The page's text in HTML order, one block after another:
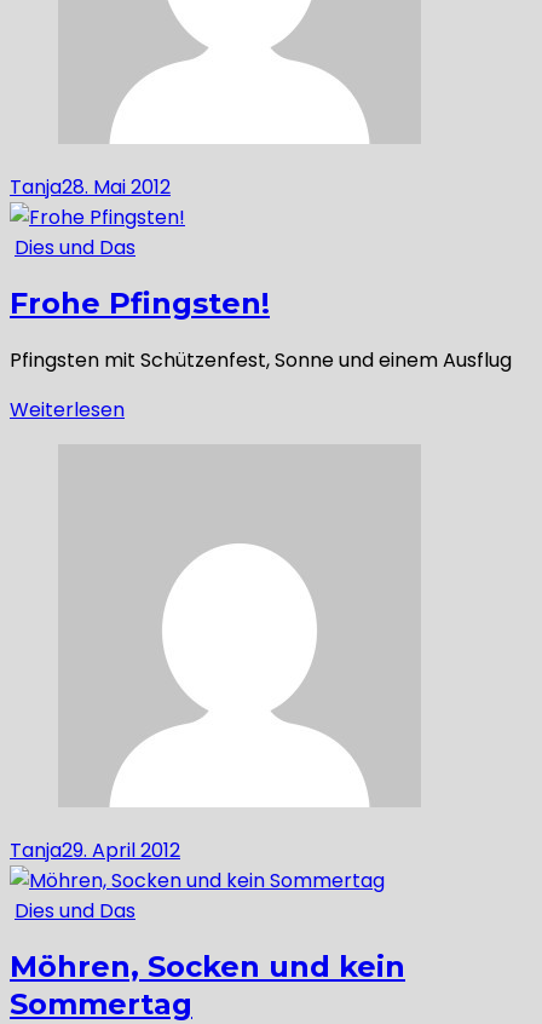
Tanja28. Mai 2012
Dies und Das
Frohe Pfingsten!
Pfingsten mit Schützenfest, Sonne und einem Ausflug
Weiterlesen
Tanja29. April 2012
Dies und Das
Möhren, Socken und kein
Sommertag